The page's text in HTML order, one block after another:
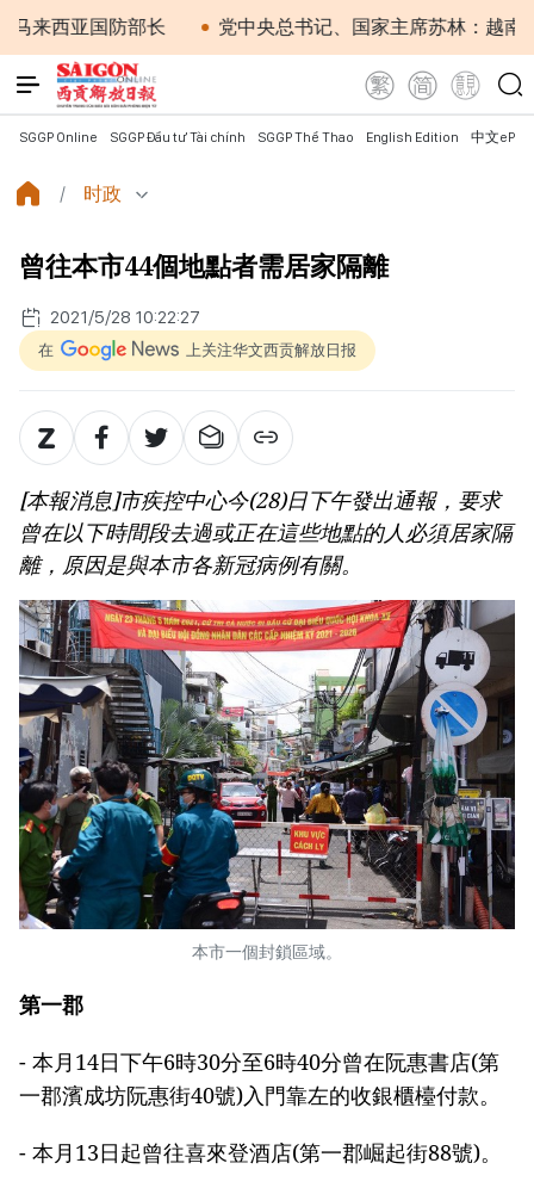
亚国防部长 党中央总书记、国家主席苏林：越南与马来
SGGP Online SGGP Đầu tư Tài chính SGGP Thể Thao English Edition 中文
时政
曾往本市44個地點者需居家隔離
2021/5/28 10:22:27
在 上关注华文西贡解放日报
[本報消息]市疾控中心今(28)日下午發出通報，要求
曾在以下時間段去過或正在這些地點的人必須居家隔
離，原因是與本市各新冠病例有關。
本市一個封鎖區域。
第一郡
- 本月14日下午6時30分至6時40分曾在阮惠書店(第
一郡濱成坊阮惠街40號)入門靠左的收銀櫃檯付款。
- 本月13日起曾往喜來登酒店(第一郡崛起街88號)。